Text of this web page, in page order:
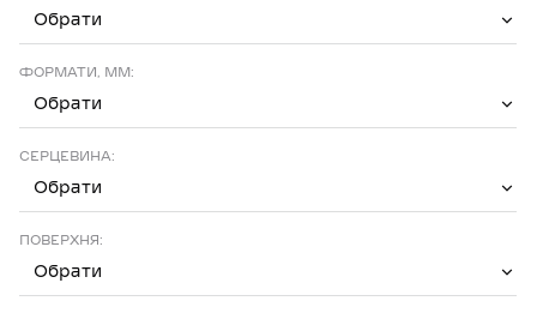
Обрати
ФОРМАТИ, ММ:
Обрати
СЕРЦЕВИНА:
Обрати
ПОВЕРХНЯ:
Обрати